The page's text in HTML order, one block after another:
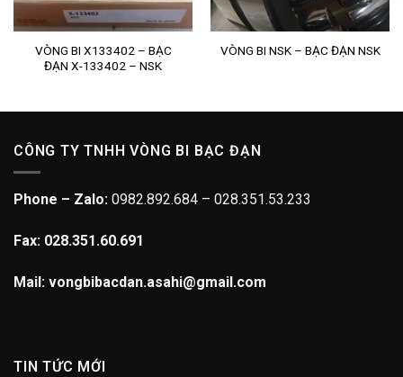
VÒNG BI X133402 – BẠC
ĐẠN X-133402 – NSK
VÒNG BI NSK – BẠC ĐẠN NSK
CÔNG TY TNHH VÒNG BI BẠC ĐẠN
Phone – Zalo: 0982.892.684 – 028.351.53.233
Fax: 028.351.60.691
Mail: vongbibacdan.asahi@gmail.com
TIN TỨC MỚI